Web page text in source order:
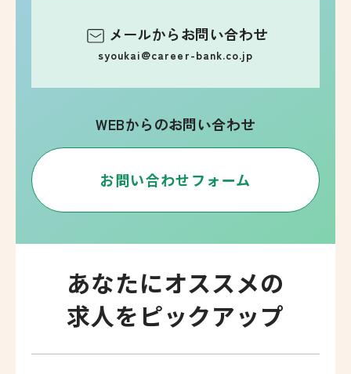
メールからお問い合わせ
syoukai@career-bank.co.jp
WEBからのお問い合わせ
お問い合わせフォーム
あなたにオススメの
求人をピックアップ